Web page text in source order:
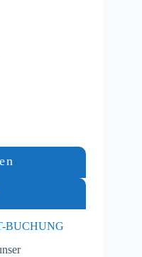
BUCHUNG